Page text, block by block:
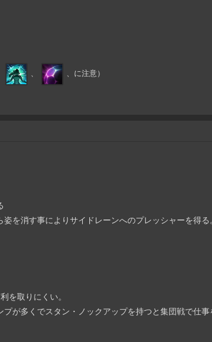
、 、に注意）
を消す事によりサイドレーンへのプレッシャーを得る
を取りにくい。
が多くでスタン・ノックアップを持つと集団戦で仕